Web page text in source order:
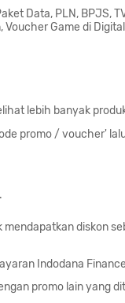
Data, PLN, BPJS,
Game di
lebih banyak
promo / voucher'
mendapatkan diskon
Indodana
promo lain yang